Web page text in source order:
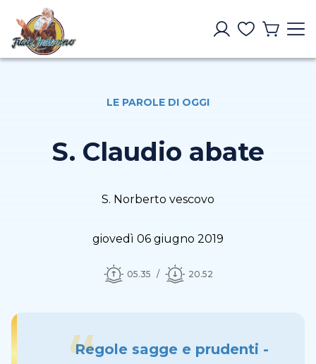
LE PAROLE DI OGGI
S. Claudio abate
S. Norberto vescovo
giovedì 06 giugno 2019
05.35 20.52
Regole sagge e prudenti -